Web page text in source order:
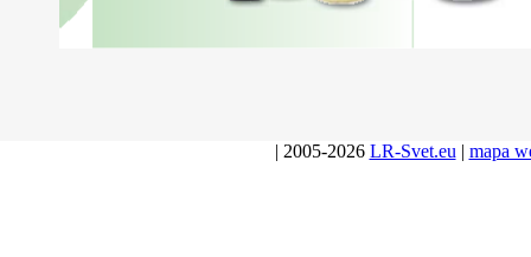
| 2005-2026 LR-Svet.eu | mapa